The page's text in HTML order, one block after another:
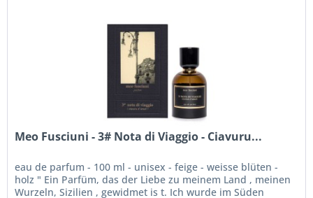
Meo Fusciuni - 3# Nota di Viaggio - Ciavuru...
eau de parfum - 100 ml - unisex - feige - weisse blüten -
holz " Ein Parfüm, das der Liebe zu meinem Land , meinen
Wurzeln, Sizilien , gewidmet is t. Ich wurde im Süden